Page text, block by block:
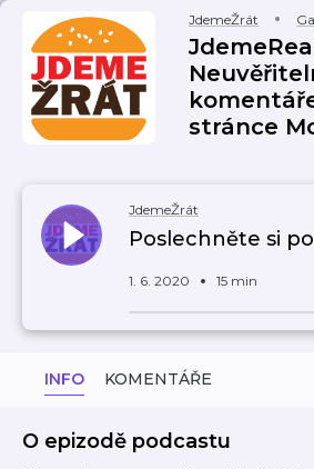
JdemeŽrát
stránce
JdemeŽrát
Poslechněte si
1. 6. 2020 15 min
INFO KOMENTÁŘE
O epizodě podcastu